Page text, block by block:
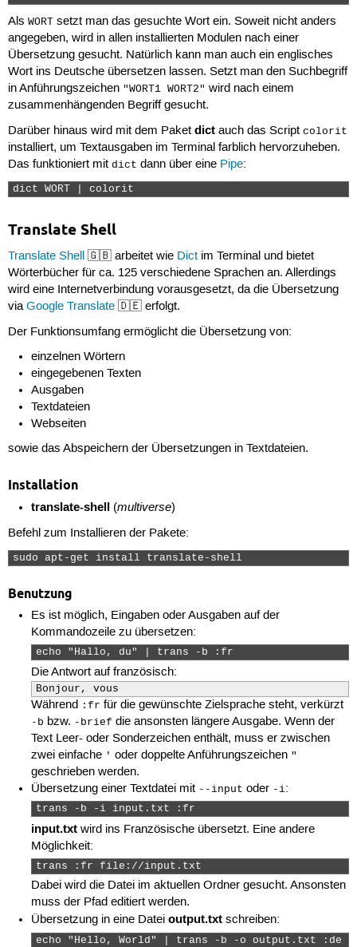
Als WORTsetzt man das gesuchte Wort ein. Soweit nicht anders
angegeben, wird in allen installierten Modulen nach einer
Übersetzung gesucht. Natürlich kann man auch ein englisches
Wort ins Deutsche übersetzen lassen. Setzt man den Suchbegriff
in Anführungszeichen "WORT1 WORT2" wird nach einem
zusammenhängenden Begriff gesucht.
Darüber hinaus wird mit dem Paket dictauch das Script colorit
installiert, um Textausgaben im Terminal farblich hervorzuheben.
Das funktioniert mit dict dann über eine Pipe:
dict WORT | colorit
Translate Shell
Translate Shell🇬🇧 arbeitet wie Dictim Terminal und bietet
Wörterbücher für ca. 125 verschiedene Sprachen an. Allerdings
wird eine Internetverbindung vorausgesetzt, da die Übersetzung
viaGoogle Translate🇩🇪 erfolgt.
Der Funktionsumfang ermöglicht die Übersetzung von:
einzelnen Wörtern
eingegebenen Texten
Ausgaben
Textdateien
Webseiten
sowie das Abspeichern der Übersetzungen in Textdateien.
Installation
translate-shell (multiverse)
Befehl zum Installieren der Pakete:
sudo apt-get install translate-shell
Benutzung
Es ist möglich, Eingaben oder Ausgaben auf der
Kommandozeile zu übersetzen:
echo "Hallo, du" | trans -b :fr
Die Antwort auf französisch:
Bonjour, vous
Während :fr für die gewünschte Zielsprache steht, verkürzt
-b bzw. -brief die ansonsten längere Ausgabe. Wenn der
Text Leer- oder Sonderzeichen enthält, muss er zwischen
zwei einfache ' oder doppelte Anführungszeichen "
geschrieben werden.
Übersetzung einer Textdatei mit --input oder -i:
trans -b -i input.txt :fr
input.txt wird ins Französische übersetzt. Eine andere
Möglichkeit:
trans :fr file://input.txt
Dabei wird die Datei im aktuellen Ordner gesucht. Ansonsten
muss der Pfad editiert werden.
Übersetzung in eine Dateioutput.txt schreiben:
echo "Hello, World" | trans -b -o output.txt :de